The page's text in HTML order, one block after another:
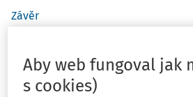
Závěr
Dle současně platné legislativy
povinnost z uzavřených dohod o
Aby web fungoval jak
s cookies)